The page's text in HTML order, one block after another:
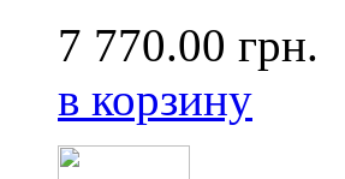
7 770.00 грн.
в корзину